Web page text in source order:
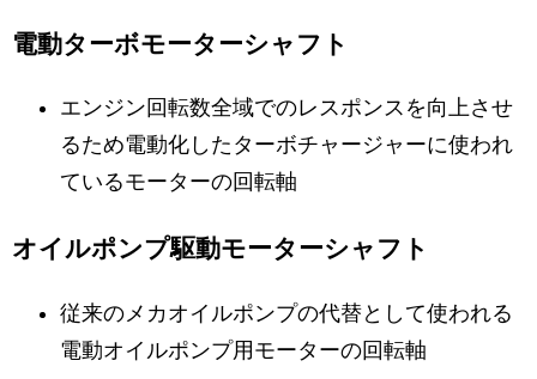
電動ターボモーターシャフト
エンジン回転数全域でのレスポンスを向上させ
るため電動化したターボチャージャーに使われ
ているモーターの回転軸
オイルポンプ駆動モーターシャフト
従来のメカオイルポンプの代替として使われる
電動オイルポンプ用モーターの回転軸